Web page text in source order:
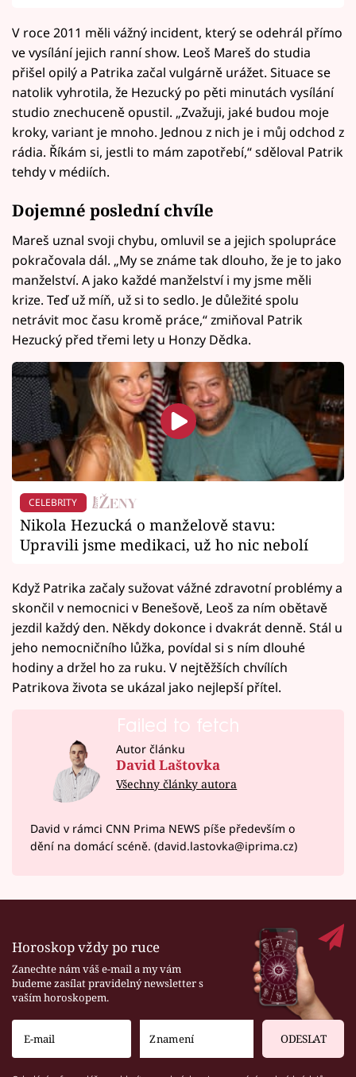
V roce 2011 měli vážný incident, který se odehrál přímo
ve vysílání jejich ranní show. Leoš Mareš do studia
přišel opilý a Patrika začal vulgárně urážet. Situace se
natolik vyhrotila, že Hezucký po pěti minutách vysílání
studio znechuceně opustil. „Zvažuji, jaké budou moje
kroky, variant je mnoho. Jednou z nich je i můj odchod z
rádia. Říkám si, jestli to mám zapotřebí,“ sděloval Patrik
tehdy v médiích.
Dojemné poslední chvíle
Mareš uznal svoji chybu, omluvil se a jejich spolupráce
pokračovala dál. „My se známe tak dlouho, že je to jako
manželství. A jako každé manželství i my jsme měli
krize. Teď už míň, už si to sedlo. Je důležité spolu
netrávit moc času kromě práce,“ zmiňoval Patrik
Hezucký před třemi lety u Honzy Dědka.
CELEBRITY
Nikola Hezucká o manželově stavu:
Upravili jsme medikaci, už ho nic nebolí
Když Patrika začaly sužovat vážné zdravotní problémy a
skončil v nemocnici v Benešově, Leoš za ním obětavě
jezdil každý den. Někdy dokonce i dvakrát denně. Stál u
jeho nemocničního lůžka, povídal si s ním dlouhé
hodiny a držel ho za ruku. V nejtěžších chvílích
Patrikova života se ukázal jako nejlepší přítel.
Failed to fetch
Autor článku
David Laštovka
Všechny články autora
David v rámci CNN Prima NEWS píše především o
dění na domácí scéně. (david.lastovka@iprima.cz)
Horoskop vždy po ruce
Zanechte nám váš e-mail a my vám
budeme zasílat pravidelný newsletter s
vaším horoskopem.
ODESLAT